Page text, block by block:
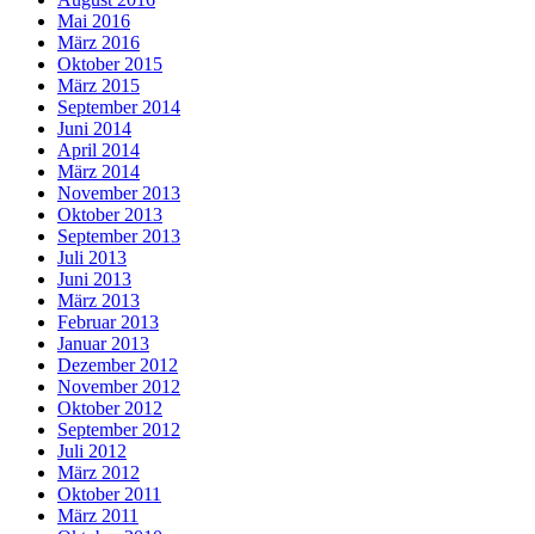
Mai 2016
März 2016
Oktober 2015
März 2015
September 2014
Juni 2014
April 2014
März 2014
November 2013
Oktober 2013
September 2013
Juli 2013
Juni 2013
März 2013
Februar 2013
Januar 2013
Dezember 2012
November 2012
Oktober 2012
September 2012
Juli 2012
März 2012
Oktober 2011
März 2011